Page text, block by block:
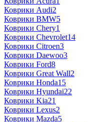
Коврики Audi2
Коврики BMW5
Коврики Chery1
Коврики Chevrolet14
Коврики Citroen3
Коврики Daewoo3
Коврики Ford8
Коврики Great Wall2
Коврики Honda15
Коврики Hyundai22
Коврики Kia21
Коврики Lexus2
Коврики Mazda5